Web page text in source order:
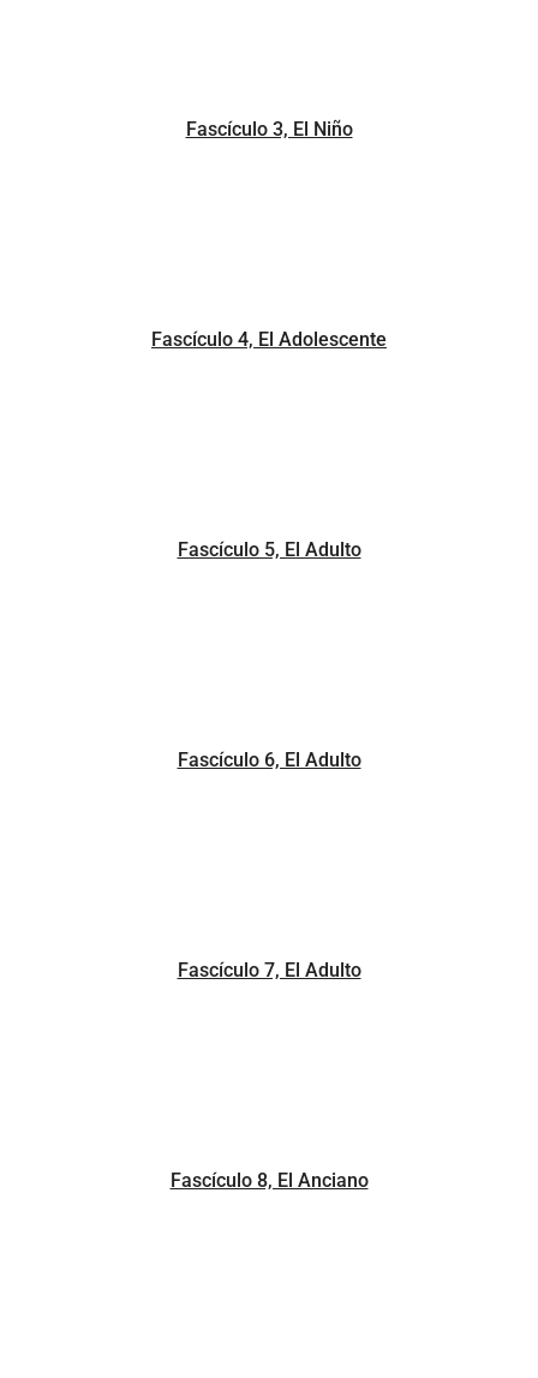
Fascículo 3, El Niño
Fascículo 4, El Adolescente
Fascículo 5, El Adulto
Fascículo 6, El Adulto
Fascículo 7, El Adulto
Fascículo 8, El Anciano